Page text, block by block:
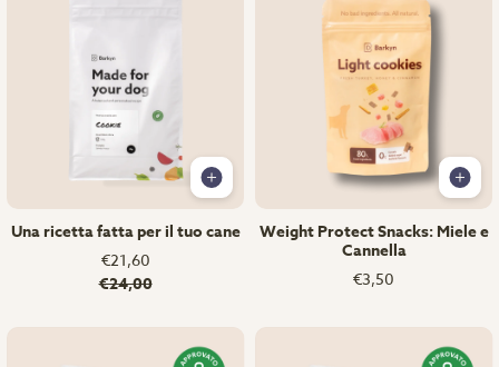
Una ricetta fatta per il tuo cane
€21,60
€24,00
Weight Protect Snacks: Miele e
Cannella
€3,50